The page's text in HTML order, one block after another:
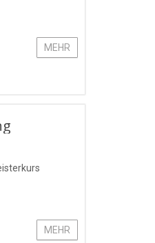
MEHR
MEHR